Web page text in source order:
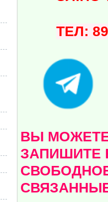
ТЕЛ:
ВЫ МОЖЕТЕ
ЗАПИШИТЕ